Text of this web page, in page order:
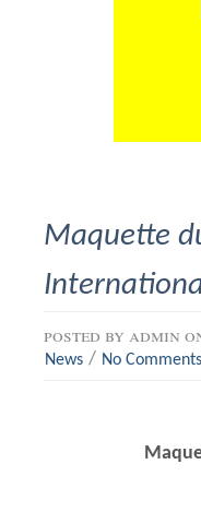
Maquette
posted by admin
News / No Comments